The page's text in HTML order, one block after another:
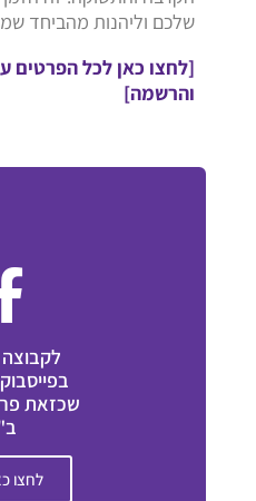
שלכם וליהנות מהביחד
[לחצו כאן לכל הפרטים
והרשמה]
שכזאת
לחצו